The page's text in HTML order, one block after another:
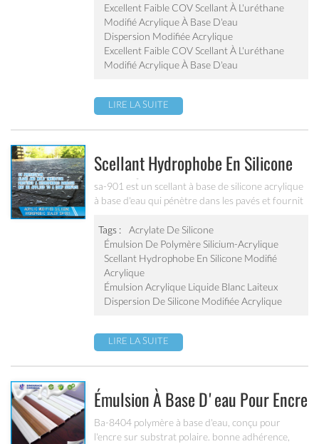
Excellent Faible COV Scellant À L'uréthane
Modifié Acrylique À Base D'eau
Dispersion Modifiée Acrylique
Excellent Faible COV Scellant À L'uréthane
Modifié Acrylique À Base D'eau
LIRE LA SUITE
Scellant Hydrophobe En Silicone
Modifié Acrylique Sa-901
sa-901 est un scellant à base de silicone acrylique
à base d'eau qui pénètre dans les pavés et fournit
algues et moule avec une bonne résistance à
l'abrasion.
Tags :
Acrylate De Silicone
Émulsion De Polymère Silicium-Acrylique
Scellant Hydrophobe En Silicone Modifié
Acrylique
Émulsion Acrylique Liquide Blanc Laiteux
Dispersion De Silicone Modifiée Acrylique
LIRE LA SUITE
Émulsion À Base D'eau Pour Encre
Pvc (ba-8404)
Ba-8404 polymère à base d'eau, conçu pour
l'encre sur substrat polaire. bonne adhérence,